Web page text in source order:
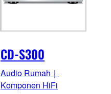
CD-S300
Audio Rumah｜
Komponen HiFi